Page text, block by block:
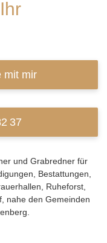
mit mir
37
und Grabredner für
Bestattungen,
Ruheforst,
nahe den Gemeinden